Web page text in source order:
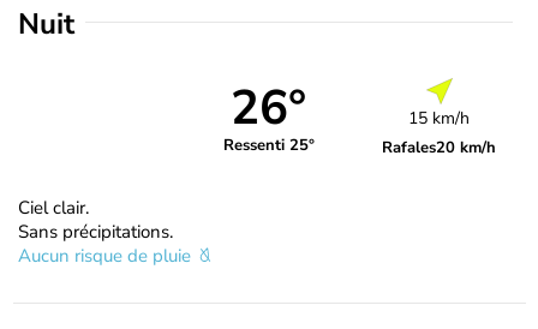
Nuit
26°
Ressenti 25°
15 km/h
Rafales20 km/h
Ciel clair.
Sans précipitations.
Aucun risque de pluie